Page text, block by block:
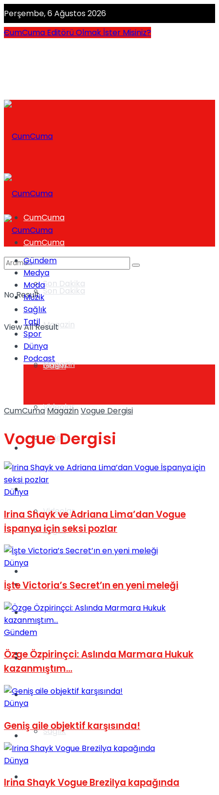
Perşembe, 6 Ağustos 2026
CumCuma Editörü Olmak İster Misiniz?
CumCuma
Son Dakika
Magazin
Galeri
Videolar
Gündem
Yaşam
Sağlık
CumCuma
Son Dakika
Magazin
Galeri
Videolar
Gündem
Yaşam
Sağlık
Kadınca
Dünya
Türkiye
Müzik
Sinema
No Result
View All Result
Gündem
Medya
Moda
Müzik
Sağlık
Tatil
Spor
Dünya
Podcast
CumCumaMagazinVogue Dergisi
Vogue Dergisi
Dünya
Irina Shayk ve Adriana Lima’dan Vogue
İspanya için seksi pozlar
Dünya
İşte Victoria’s Secret’ın en yeni meleği
Gündem
Özge Özpirinçci: Aslında Marmara Hukuk
kazanmıştım…
Dünya
Geniş aile objektif karşısında!
Dünya
Irina Shayk Vogue Brezilya kapağında